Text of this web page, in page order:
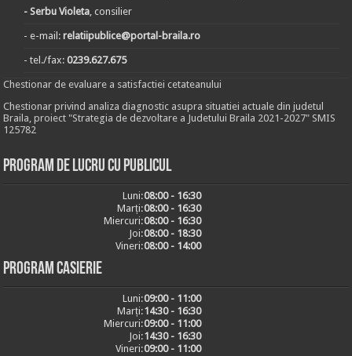
- Serbu Violeta, consilier
- e-mail:relatiipublice@portal-braila.ro
- tel./fax:0239.627.675
Chestionar de evaluare a satisfactiei cetateanului
Chestionar privind analiza diagnostic asupra situatiei actuale din judetul
Braila, proiect "Strategia de dezvoltare a Judetului Braila 2021-2027" SMIS
125782
Program de lucru cu publicul
Luni:08:00 - 16:30
Marți:08:00 - 16:30
Miercuri:08:00 - 16:30
Joi:08:00 - 18:30
Vineri:08:00 - 14:00
Program casierie
Luni:09:00 - 11:00
Marți:14:30 - 16:30
Miercuri:09:00 - 11:00
Joi:14:30 - 16:30
Vineri:09:00 - 11:00